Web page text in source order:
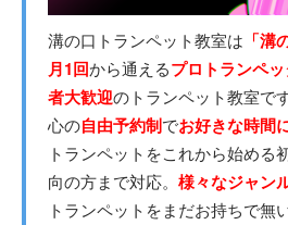
溝の口トランペット教室は 「溝
月1回から通えるプロトランペ
者大歓迎のトランペット教室で
心の自由予約制でお好きな時間
トランペットをこれから始める
向の方まで対応。 様々なジャン
トランペットをまだお持ちで無